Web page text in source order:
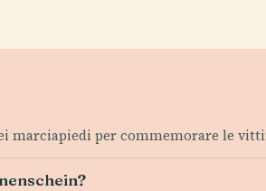
marciapiedi per commemorare le